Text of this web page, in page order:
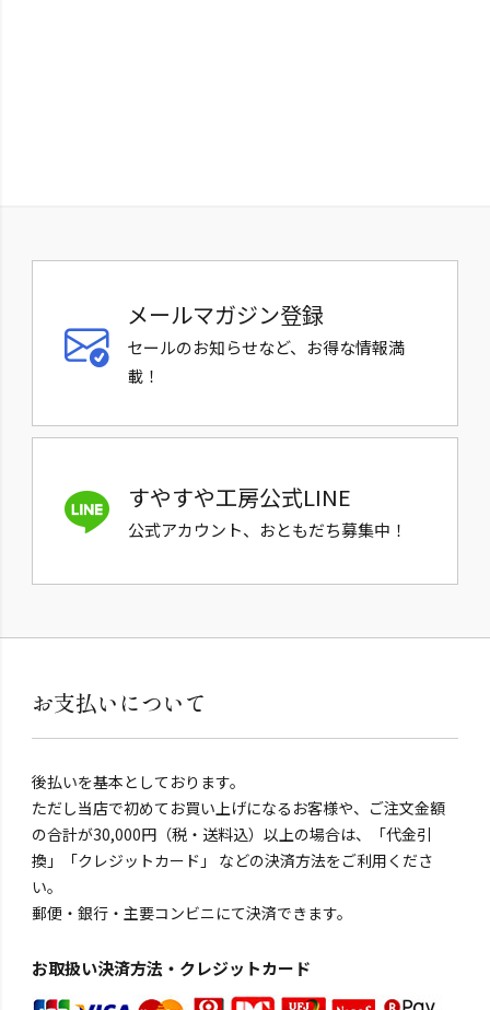
メールマガジン登録
セールのお知らせなど、お得な情報満
載！
すやすや工房公式LINE
公式アカウント、おともだち募集中！
お支払いについて
後払いを基本としております。
ただし当店で初めてお買い上げになるお客様や、ご注文金額
の合計が30,000円（税・送料込）以上の場合は、「代金引
換」「クレジットカード」 などの決済方法をご利用くださ
い。
郵便・銀行・主要コンビニにて決済できます。
お取扱い決済方法・クレジットカード